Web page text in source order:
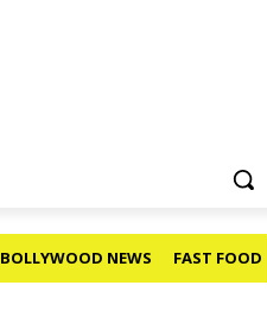
BOLLYWOOD NEWS FAST FOOD